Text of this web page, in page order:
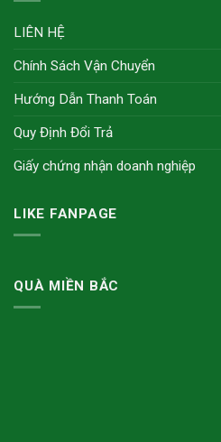
LIÊN HỆ
Chính Sách Vận Chuyển
Hướng Dẫn Thanh Toán
Quy Định Đổi Trả
Giấy chứng nhận doanh nghiệp
LIKE FANPAGE
QUÀ MIỀN BẮC